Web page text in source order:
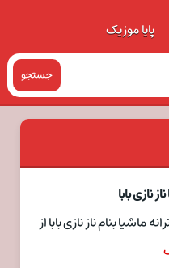
پایا موزیک
جستجو
نازی بابا
بنام ناز نازی بابا از